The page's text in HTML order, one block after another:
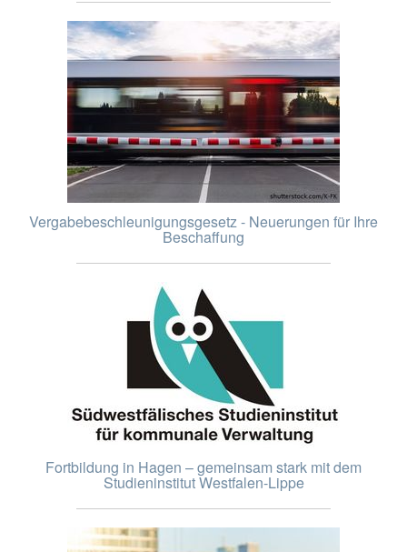
Vergabebeschleunigungsgesetz - Neuerungen für Ihre
Beschaffung
Fortbildung in Hagen – gemeinsam stark mit dem
Studieninstitut Westfalen-Lippe